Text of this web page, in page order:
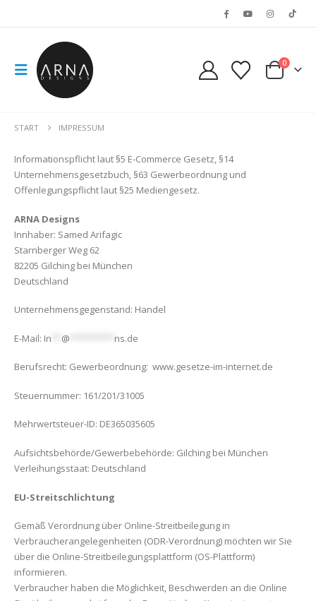
0
START IMPRESSUM
Informationspflicht laut §5 E-Commerce Gesetz, §14
Unternehmensgesetzbuch, §63 Gewerbeordnung und
Offenlegungspflicht laut §25 Mediengesetz.
ARNA Designs
Innhaber: Samed Arifagic
Starnberger Weg 62
82205 Gilching bei München
Deutschland
Unternehmensgegenstand: Handel
E-Mail: In @ ns.de
Berufsrecht: Gewerbeordnung: www.gesetze-im-internet.de
Steuernummer: 161/201/31005
Mehrwertsteuer-ID: DE365035605
Aufsichtsbehörde/Gewerbebehörde: Gilching bei München
Verleihungsstaat: Deutschland
EU-Streitschlichtung
Gemäß Verordnung über Online-Streitbeilegung in
Verbraucherangelegenheiten (ODR-Verordnung) möchten wir Sie
über die Online-Streitbeilegungsplattform (OS-Plattform)
informieren.
Verbraucher haben die Möglichkeit, Beschwerden an die Online